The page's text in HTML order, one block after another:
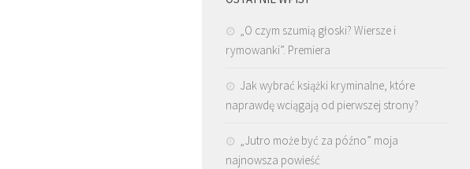
„O czym szumią głoski? Wiersze i
rymowanki”. Premiera
Jak wybrać książki kryminalne, które
naprawdę wciągają od pierwszej strony?
„Jutro może być za późno” moja
najnowsza powieść